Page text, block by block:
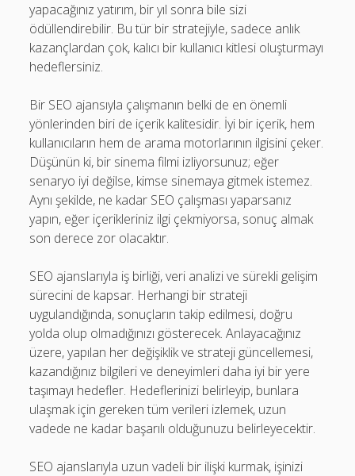
yapacağınız yatırım, bir yıl sonra bile sizi
ödüllendirebilir. Bu tür bir stratejiyle, sadece anlık
kazançlardan çok, kalıcı bir kullanıcı kitlesi oluşturmayı
hedeflersiniz.
Bir SEO ajansıyla çalışmanın belki de en önemli
yönlerinden biri de içerik kalitesidir. İyi bir içerik, hem
kullanıcıların hem de arama motorlarının ilgisini çeker.
Düşünün ki, bir sinema filmi izliyorsunuz; eğer
senaryo iyi değilse, kimse sinemaya gitmek istemez.
Aynı şekilde, ne kadar SEO çalışması yaparsanız
yapın, eğer içerikleriniz ilgi çekmiyorsa, sonuç almak
son derece zor olacaktır.
SEO ajanslarıyla iş birliği, veri analizi ve sürekli gelişim
sürecini de kapsar. Herhangi bir strateji
uygulandığında, sonuçların takip edilmesi, doğru
yolda olup olmadığınızı gösterecek. Anlayacağınız
üzere, yapılan her değişiklik ve strateji güncellemesi,
kazandığınız bilgileri ve deneyimleri daha iyi bir yere
taşımayı hedefler. Hedeflerinizi belirleyip, bunlara
ulaşmak için gereken tüm verileri izlemek, uzun
vadede ne kadar başarılı olduğunuzu belirleyecektir.
SEO ajanslarıyla uzun vadeli bir ilişki kurmak, işinizi